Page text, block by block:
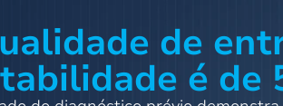
de
é de